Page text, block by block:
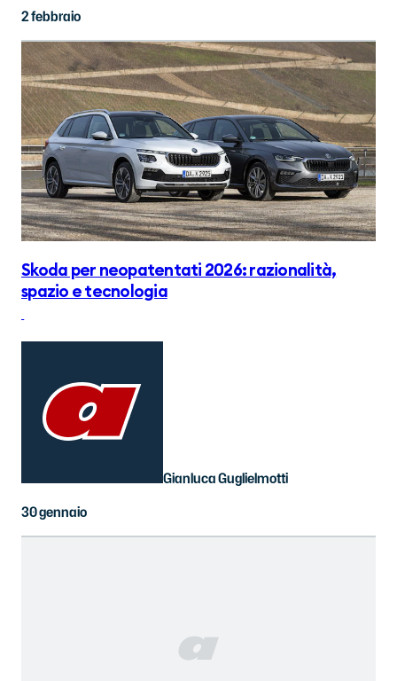
2 febbraio
Skoda per neopatentati 2026: razionalità,
spazio e tecnologia
Gianluca Guglielmotti
30 gennaio